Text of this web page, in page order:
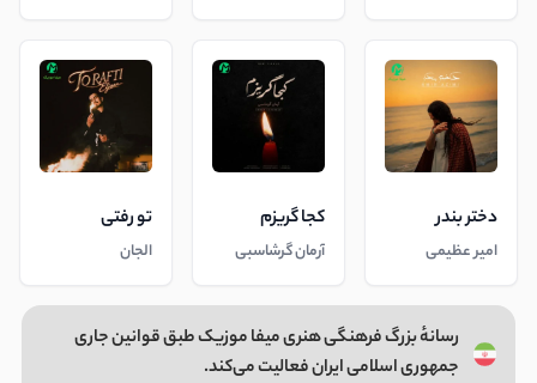
دختر بندر
امیر عظیمی
کجا گریزم
آرمان گرشاسبی
تو رفتی
الجان
رسانهٔ بزرگ فرهنگی هنری میفا موزیک طبق قوانین جاری
جمهوری اسلامی ایران فعالیت می‌کند.